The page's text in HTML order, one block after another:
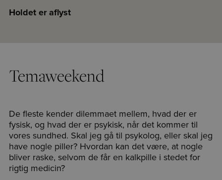
Holdet er aflyst
Temaweekend
De fleste kender dilemmaet mellem, hvad der er
fysisk, og hvad der er psykisk, når det kommer til
vores sundhed. Skal jeg gå til psykolog, eller skal jeg
have nogle piller? Hvordan kan det være, at nogle
bliver raske, selvom de får en kalkpille i stedet for
rigtig medicin?